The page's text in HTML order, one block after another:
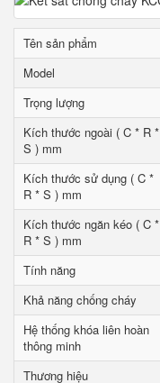
Tên sản phẩm
Model
Trọng lượng
Kích thước ngoài ( C * R *
S ) mm
Kích thước sử dụng ( C *
R * S ) mm
Kích thước ngăn kéo ( C *
R * S ) mm
Tính năng
Khả năng chống cháy
Hệ thống khóa liên hoàn
thông minh
Thương hiệu